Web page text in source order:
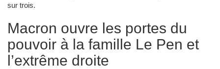
sur trois.
Macron ouvre les portes du
pouvoir à la famille Le Pen et
l’extrême droite